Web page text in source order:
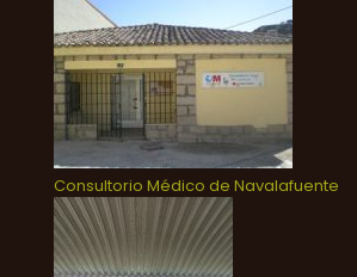
Consultorio Médico de Navalafuente